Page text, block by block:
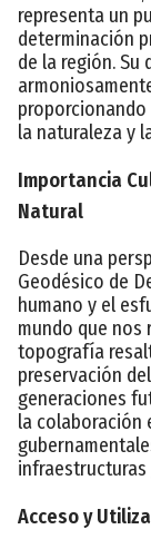
representa un
determinación
de la región.
la naturaleza y
Importancia
Natural
Desde una
Geodésico de
humano y el
mundo que nos
topografía
preservación
generaciones
la colaboración
infraestructuras
Acceso y